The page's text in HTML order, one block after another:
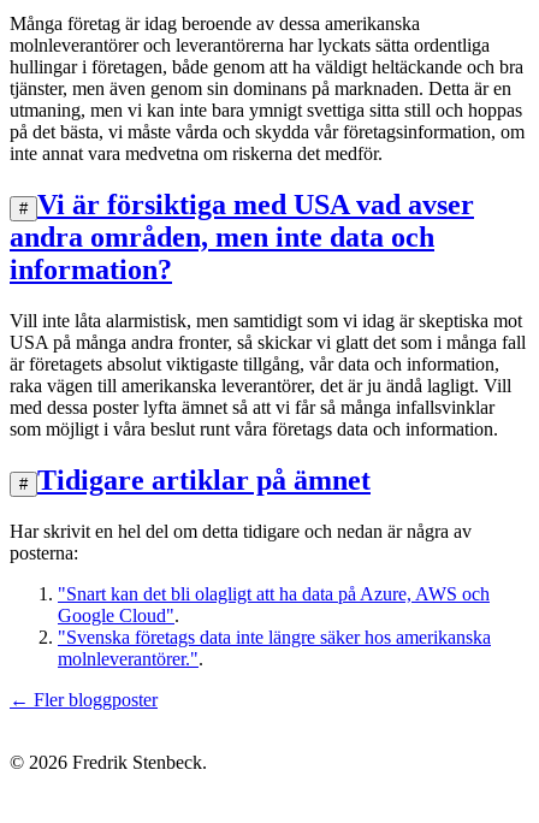
Många företag är idag beroende av dessa amerikanska
molnleverantörer och leverantörerna har lyckats sätta ordentliga
hullingar i företagen, både genom att ha väldigt heltäckande och bra
tjänster, men även genom sin dominans på marknaden. Detta är en
utmaning, men vi kan inte bara ymnigt svettiga sitta still och hoppas
på det bästa, vi måste vårda och skydda vår företagsinformation, om
inte annat vara medvetna om riskerna det medför.
# Vi är försiktiga med USA vad avser
andra områden, men inte data och
information?
Vill inte låta alarmistisk, men samtidigt som vi idag är skeptiska mot
USA på många andra fronter, så skickar vi glatt det som i många fall
är företagets absolut viktigaste tillgång, vår data och information,
raka vägen till amerikanska leverantörer, det är ju ändå lagligt. Vill
med dessa poster lyfta ämnet så att vi får så många infallsvinklar
som möjligt i våra beslut runt våra företags data och information.
# Tidigare artiklar på ämnet
Har skrivit en hel del om detta tidigare och nedan är några av
posterna:
"Snart kan det bli olagligt att ha data på Azure, AWS och
Google Cloud".
"Svenska företags data inte längre säker hos amerikanska
molnleverantörer.".
← Fler bloggposter
© 2026 Fredrik Stenbeck.